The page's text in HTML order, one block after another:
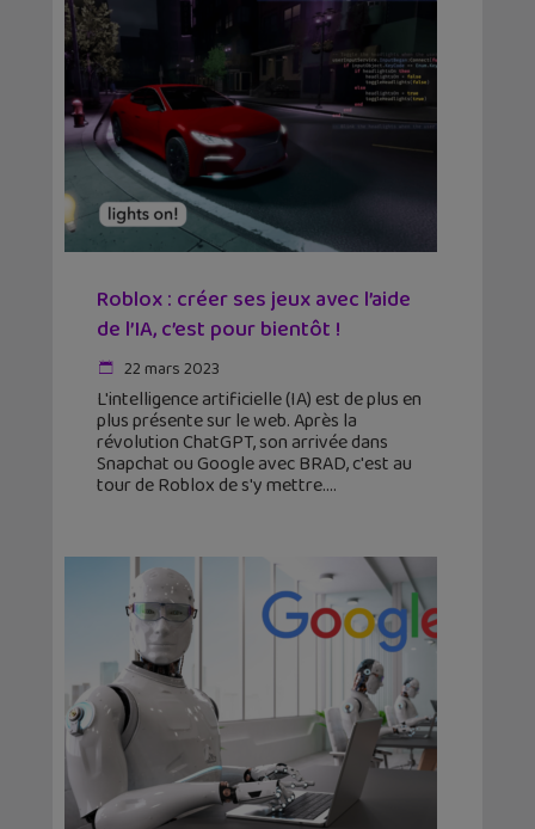
Roblox : créer ses jeux avec l’aide
de l’IA, c’est pour bientôt !
22 mars 2023
L'intelligence artificielle (IA) est de plus en
plus présente sur le web. Après la
révolution ChatGPT, son arrivée dans
Snapchat ou Google avec BRAD, c'est au
tour de Roblox de s'y mettre.